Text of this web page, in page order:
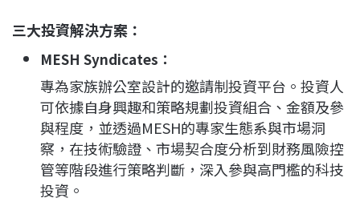
三大投資解決方案：
MESH Syndicates：
專為家族辦公室設計的邀請制投資平台。投資人
可依據自身興趣和策略規劃投資組合、金額及參
與程度，並透過MESH的專家生態系與市場洞
察，在技術驗證、市場契合度分析到財務風險控
管等階段進行策略判斷，深入參與高門檻的科技
投資。